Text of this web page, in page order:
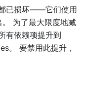
已损坏——它们使用
为了最大限度地减
有依赖项提升到
。 要禁用此提升，